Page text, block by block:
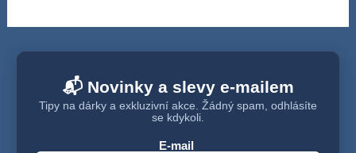
📬 Novinky a slevy e-mailem
Tipy na dárky a exkluzivní akce. Žádný spam, odhlásíte
se kdykoli.
E-mail